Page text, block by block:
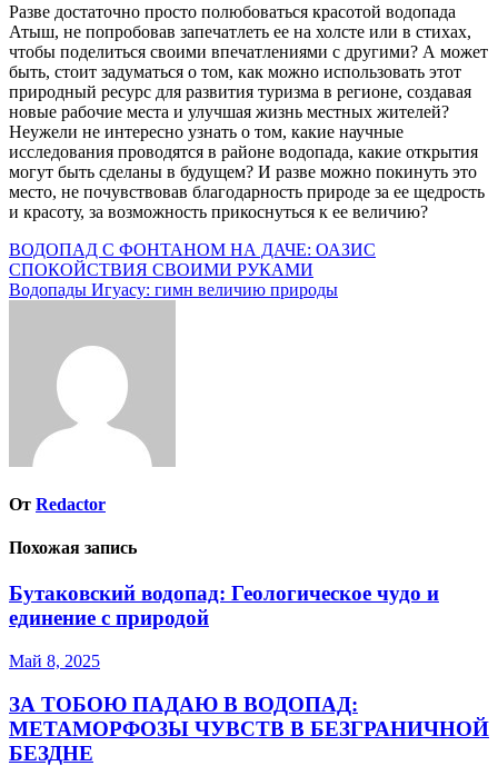
Разве достаточно просто полюбоваться красотой водопада
Атыш, не попробовав запечатлеть ее на холсте или в стихах,
чтобы поделиться своими впечатлениями с другими? А может
быть, стоит задуматься о том, как можно использовать этот
природный ресурс для развития туризма в регионе, создавая
новые рабочие места и улучшая жизнь местных жителей?
Неужели не интересно узнать о том, какие научные
исследования проводятся в районе водопада, какие открытия
могут быть сделаны в будущем? И разве можно покинуть это
место, не почувствовав благодарность природе за ее щедрость
и красоту, за возможность прикоснуться к ее величию?
Навигация
по
ВОДОПАД С ФОНТАНОМ НА ДАЧЕ: ОАЗИС
СПОКОЙСТВИЯ СВОИМИ РУКАМИ
Водопады Игуасу: гимн величию природы
От Redactor
Похожая запись
Бутаковский водопад: Геологическое чудо и
единение с природой
Май 8, 2025
ЗА ТОБОЮ ПАДАЮ В ВОДОПАД:
МЕТАМОРФОЗЫ ЧУВСТВ В БЕЗГРАНИЧНОЙ
БЕЗДНЕ